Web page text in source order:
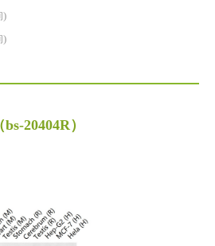
)
)
（bs-20404R）